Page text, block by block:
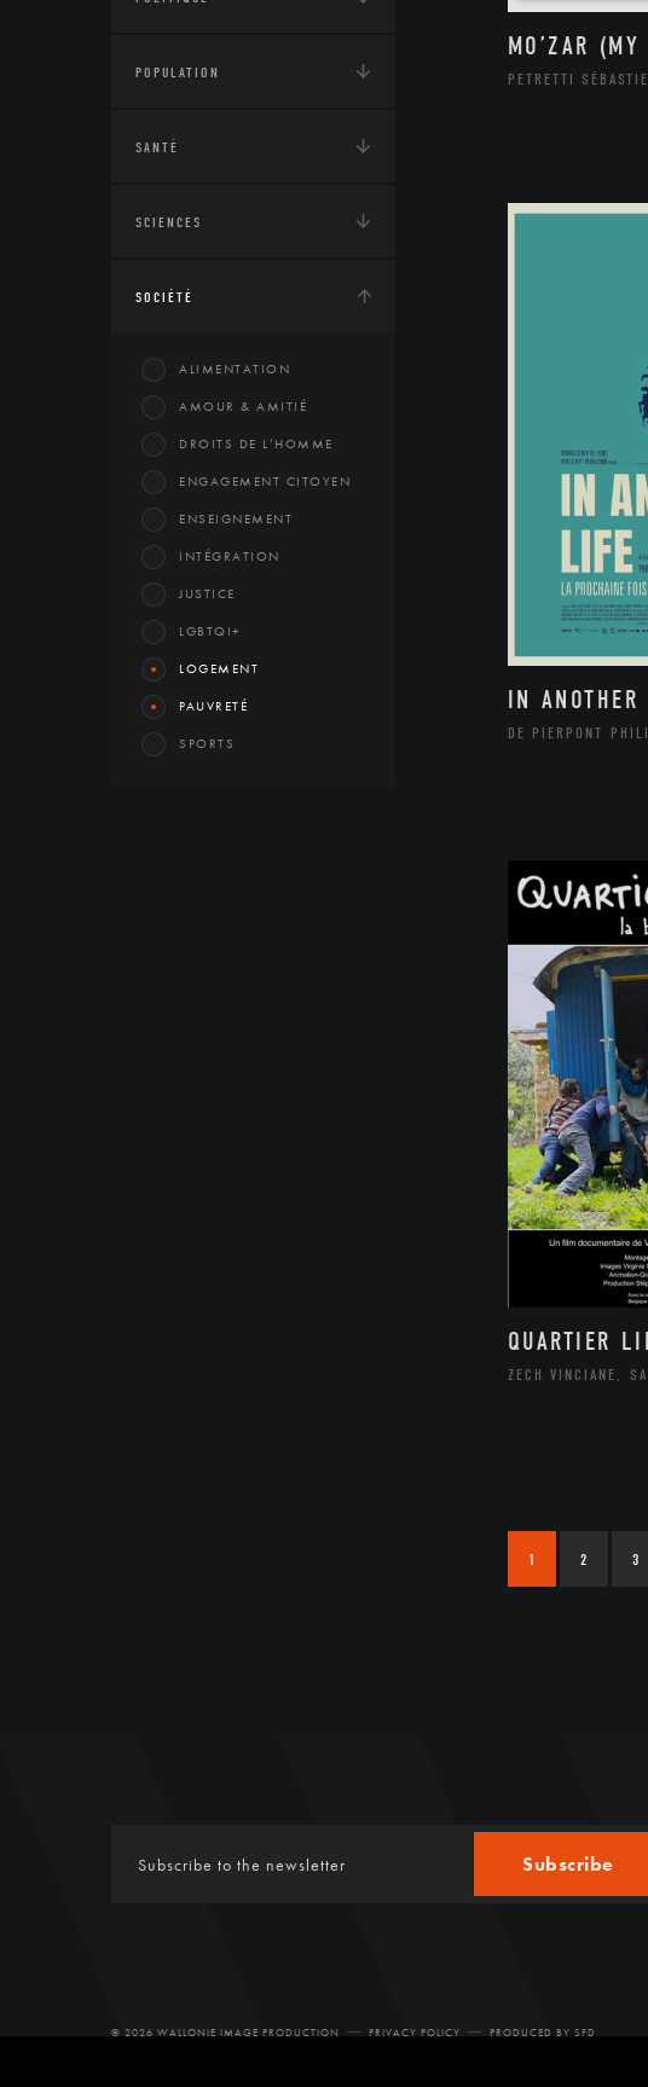
POPULATION
SANTÉ
SCIENCES
SOCIÉTÉ
ALIMENTATION
AMOUR & AMITIÉ
DROITS DE L’HOMME
ENGAGEMENT CITOYEN
ENSEIGNEMENT
INTÉGRATION
JUSTICE
LGBTQI+
LOGEMENT
PAUVRETÉ
SPORTS
MO’ZAR
PETRETTI
IN
DE PIERPONT
QUARTIER
ZECH VINCIANE,
1 2 3
Subscribe
© 2026 WALLONIE IMAGE PRODUCTION PRIVACY POLICY PRODUCED BY SFD